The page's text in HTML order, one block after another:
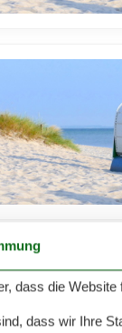
dass die
dass wir Ihre